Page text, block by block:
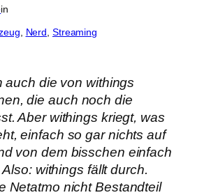
in
Nerd Streaming
auch die von withings
die auch noch die
Aber withings kriegt, was
einfach so gar nichts auf
von dem bisschen einfach
withings fällt durch.
Netatmo nicht Bestandteil